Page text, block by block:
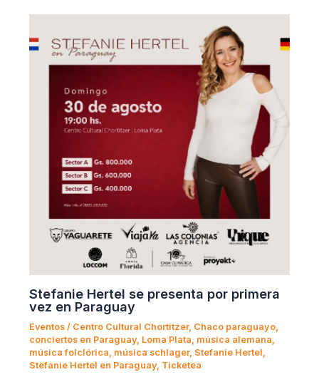
Stefanie Hertel se presenta por primera
vez en Paraguay
Eventos / Centro Cultural Chortitzer, Chaco paraguayo
conciertos en Paraguay Loma Plata música alemana
música folclórica música schlager, Stefanie Hertel
Stefanie Hertel en Paraguay Ticketea